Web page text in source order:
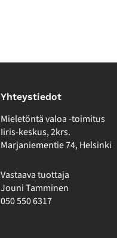
Yhteystiedot
Mieletöntä valoa -toimitus
Iiris-keskus, 2krs.
Marjaniementie 74, Helsinki
Vastaava tuottaja
Jouni Tamminen
050 550 6317